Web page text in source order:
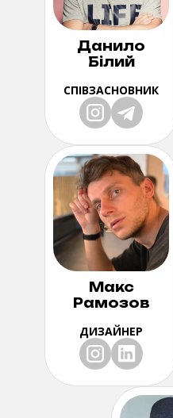
Данило
Білий
СПІВЗАСНОВНИК
Макс
Рамозов
ДИЗАЙНЕР